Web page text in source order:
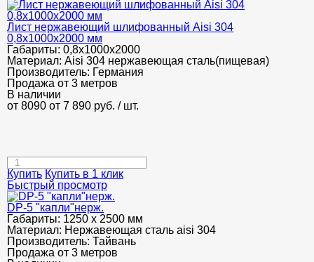
Лист нержавеющий шлифованный Aisi 304
0,8х1000х2000 мм
Габариты: 0,8х1000х2000
Материал: Aisi 304 нержавеющая сталь(пищевая)
Производитель: Германия
Продажа от 3 метров
В наличии
от 8090 от 7 890 руб. / шт.
Купить Купить в 1 клик
Быстрый просмотр
DP-5 "капли"нерж.
Габариты: 1250 х 2500 мм
Материал: Нержавеющая сталь aisi 304
Производитель: Тайвань
Продажа от 3 метров